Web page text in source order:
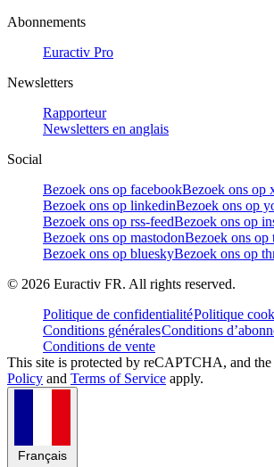
Abonnements
Euractiv Pro
Newsletters
Rapporteur
Newsletters en anglais
Social
Bezoek ons op facebookBezoek ons op
Bezoek ons op linkedinBezoek ons op
Bezoek ons op rss-feedBezoek ons op
Bezoek ons op mastodonBezoek ons op
Bezoek ons op blueskyBezoek ons op
© 2026 Euractiv FR. All rights reserved.
Politique de confidentialitéPolitique
Conditions généralesConditions
Conditions de vente
This site is protected by reCAPTCHA, and
Policy and Terms of Service apply.
Français